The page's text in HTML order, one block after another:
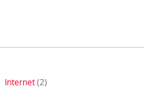
Internet(2)